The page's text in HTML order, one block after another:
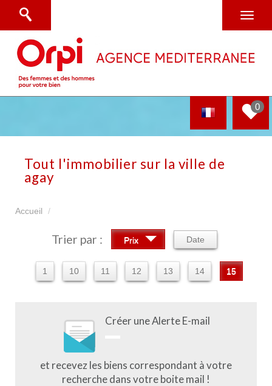
0
Tout l'immobilier sur la ville de
agay
Accueil
Trier par : Prix Date
1 10 11 12 13 14 15
Créer une Alerte E-mail
et recevez les biens correspondant à votre
recherche dans votre boite mail !